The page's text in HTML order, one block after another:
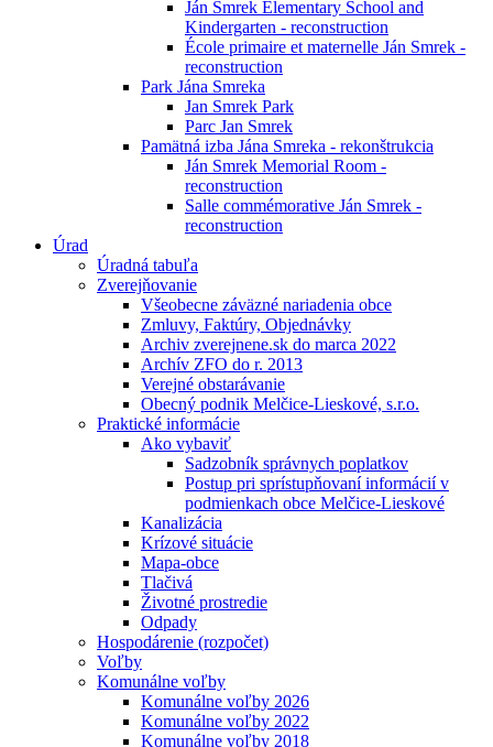
Ján Smrek Elementary School and
Kindergarten - reconstruction
École primaire et maternelle Ján Smrek -
reconstruction
Park Jána Smreka
Jan Smrek Park
Parc Jan Smrek
Pamätná izba Jána Smreka - rekonštrukcia
Ján Smrek Memorial Room -
reconstruction
Salle commémorative Ján Smrek -
reconstruction
Úrad
Úradná tabuľa
Zverejňovanie
Všeobecne záväzné nariadenia obce
Zmluvy, Faktúry, Objednávky
Archiv zverejnene.sk do marca 2022
Archív ZFO do r. 2013
Verejné obstarávanie
Obecný podnik Melčice-Lieskové, s.r.o.
Praktické informácie
Ako vybaviť
Sadzobník správnych poplatkov
Postup pri sprístupňovaní informácií v
podmienkach obce Melčice-Lieskové
Kanalizácia
Krízové situácie
Mapa-obce
Tlačivá
Životné prostredie
Odpady
Hospodárenie (rozpočet)
Voľby
Komunálne voľby
Komunálne voľby 2026
Komunálne voľby 2022
Komunálne voľby 2018